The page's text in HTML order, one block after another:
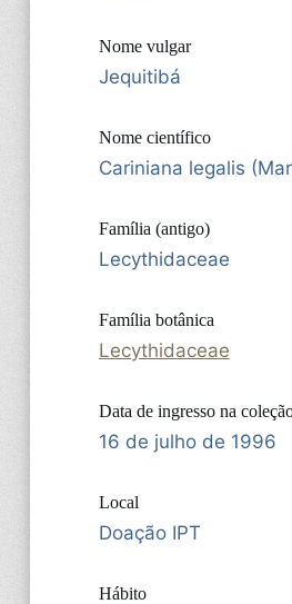
Nome vulgar
Jequitibá
Nome científico
Cariniana legalis
Família (antigo)
Lecythidaceae
Família botânica
Lecythidaceae
Data de ingresso na
16 de julho de 1996
Local
Doação IPT
Hábito